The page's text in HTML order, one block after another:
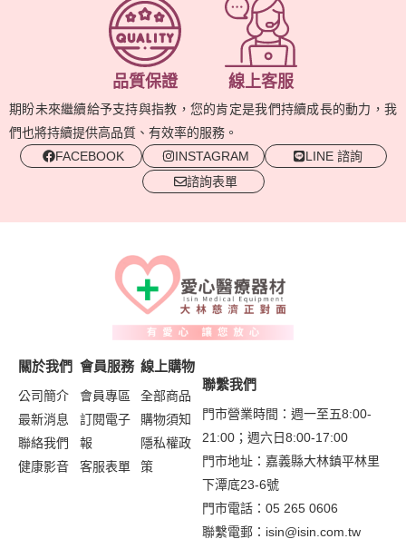
品質保證 線上客服
期盼未來繼續給予支持與指教，您的肯定是我們持續成長的動力，我
們也將持續提供高品質、有效率的服務。
FACEBOOK
INSTAGRAM
LINE 諮詢
諮詢表單
關於我們
公司簡介
最新消息
聯絡我們
健康影音
會員服務
會員專區
訂閱電子
報
客服表單
線上購物
全部商品
購物須知
隱私權政
策
聯繫我們
門市營業時間：週一至五8:00-
21:00；週六日8:00-17:00
門市地址：嘉義縣大林鎮平林里
下潭底23-6號
門市電話：05 265 0606
聯繫電郵： isin@isin.com.tw